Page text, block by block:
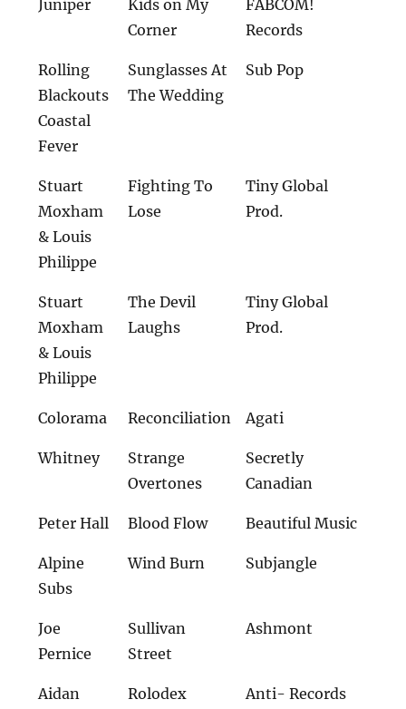
Juniper
Kids on My
Corner
FABCOM!
Records
Rolling
Blackouts
Coastal
Fever
Sunglasses At
The Wedding
Sub Pop
Stuart
Moxham
& Louis
Philippe
Fighting To
Lose
Tiny Global
Prod.
Stuart
Moxham
& Louis
Philippe
The Devil
Laughs
Tiny Global
Prod.
Colorama Reconciliation Agati
Whitney
Strange
Overtones
Secretly
Canadian
Peter Hall Blood Flow Beautiful Music
Alpine
Subs
Wind Burn Subjangle
Joe
Pernice
Sullivan
Street
Ashmont
Aidan
Rolodex Anti- Records